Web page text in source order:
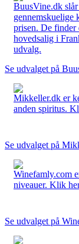
BuusVine.dk
gennemskuelige
prisen. De finder
hovedsalig i
udvalg.
Se udvalget på
Mikkeller.dk er
anden spiritus.
Se udvalget på
Winefamly.com
niveauer. Klik
Se udvalget på